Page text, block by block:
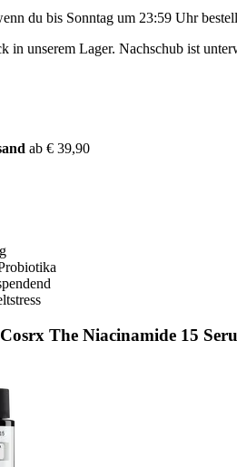
du bis Sonntag um 23:59 Uhr
in unserem Lager. Nachschub ist
ab € 39,90
The Niacinamide 15